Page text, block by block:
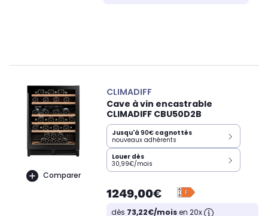
Comparer
CLIMADIFF
Cave à vin encastrable
CLIMADIFF CBU50D2B
Jusqu'à 90€ cagnottés
nouveaux adhérents
Louer dès
30,99€/mois
1249,00€
dès 73,22€/moisen 20x